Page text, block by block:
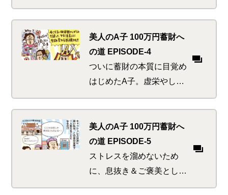
スをもらいたいA子。野を
超え山を越え行く先々で見
かける現代日本の長寿トレ
ンドにおののきと不安を感
じ始める
美人のA子 100万円蓄財へ
の道 EPISODE-4
ついに蓄財の本質に目覚め
はじめたA子。虚栄やしが
らみから解放されると同時
に、超お得な無限ループへ
の糸口をつかめるのか、つ
かめないのか！！
美人のA子 100万円蓄財へ
の道 EPISODE-5
ストレスを溜めないため
に、息抜き＆ご褒美として
中国を旅することにしたA